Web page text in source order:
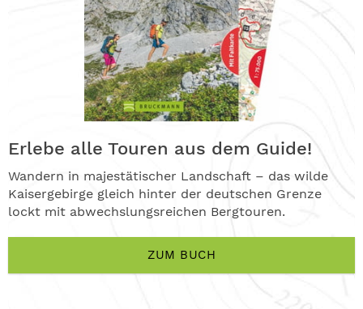
Erlebe alle Touren aus dem Guide!
Wandern in majestätischer Landschaft – das wilde
Kaisergebirge gleich hinter der deutschen Grenze
lockt mit abwechslungsreichen Bergtouren.
ZUM BUCH